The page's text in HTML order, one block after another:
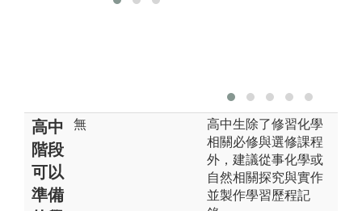
高中
階段
可以
準備
無
高中生除了修習化學
相關必修與選修課程
外，建議從事化學或
自然相關探究與實作
並製作學習歷程記